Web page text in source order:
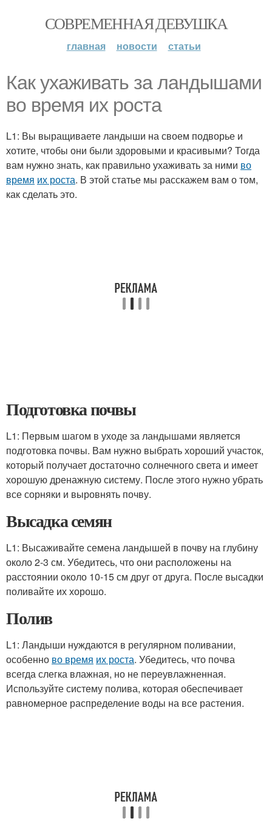
СОВРЕМЕННАЯ ДЕВУШКА
главная новости статьи
Как ухаживать за ландышами
во время их роста
L1: Вы выращиваете ландыши на своем подворье и
хотите, чтобы они были здоровыми и красивыми? Тогда
вам нужно знать, как правильно ухаживать за ними во
время их роста. В этой статье мы расскажем вам о том,
как сделать это.
Подготовка почвы
L1: Первым шагом в уходе за ландышами является
подготовка почвы. Вам нужно выбрать хороший участок,
который получает достаточно солнечного света и имеет
хорошую дренажную систему. После этого нужно убрать
все сорняки и выровнять почву.
Высадка семян
L1: Высаживайте семена ландышей в почву на глубину
около 2-3 см. Убедитесь, что они расположены на
расстоянии около 10-15 см друг от друга. После высадки
поливайте их хорошо.
Полив
L1: Ландыши нуждаются в регулярном поливании,
особенно во время их роста. Убедитесь, что почва
всегда слегка влажная, но не переувлажненная.
Используйте систему полива, которая обеспечивает
равномерное распределение воды на все растения.